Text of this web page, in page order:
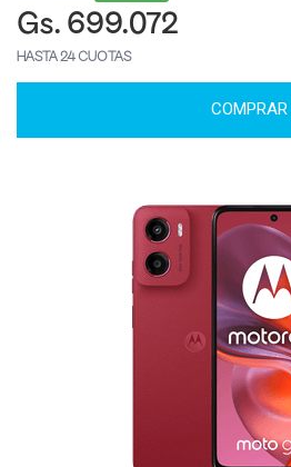
Gs. 699.072
HASTA 24 CUOTAS
COMPRAR